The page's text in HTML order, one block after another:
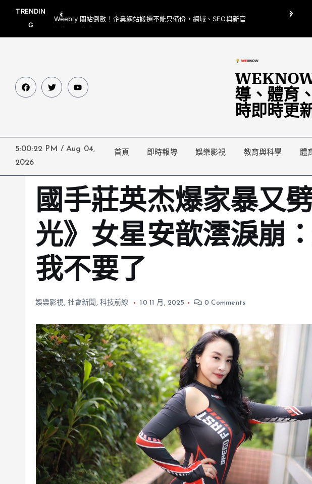
TRENDIN
G
Weebly 關站倒數！企業網站搬遷不能只備份，網域、SEO與新官
網都要一起處理
翁曉玲喊刪陸委會
導、體育
時即時更
5:00:23 PM / Aug 04,
2026
首頁 即時報導 娛樂影視 教育與科學 體
國手莊英杰爆家暴又
光》女星安歆澐淚崩
我不要了
娛樂影視, 社會新聞 , 科技前線 10 11 月, 2025 0 Comments